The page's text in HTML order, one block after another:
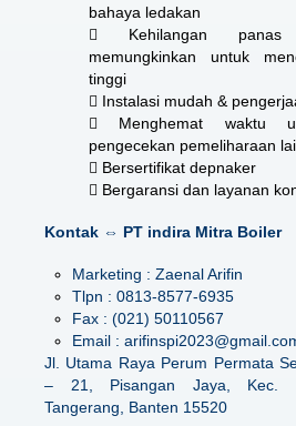
bahaya ledakan
 Kehilangan panas
memungkinkan untuk
tinggi
 Instalasi mudah &
 Menghemat waktu
pengecekan pemeliharaan
 Bersertifikat depnaker
 Bergaransi dan layanan
Kontak ⇔ PT indira Mitra Boiler
Marketing : Zaenal Arifin
Tlpn : 0813-8577-6935
Fax : (021) 50110567
Email :
Jl. Utama Raya Perum Permata
– 21, Pisangan Jaya, Kec.
Tangerang, Banten 15520